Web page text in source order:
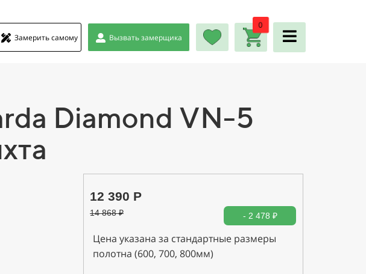
Замерить самому Вызвать замерщика
0
Diamond VN-5
12 390 Р
14 868₽ - 2 478 ₽
Цена указана за стандартные размеры
полотна (600, 700, 800мм)